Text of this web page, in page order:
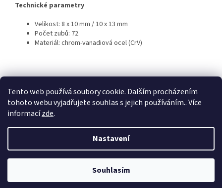
Tento web používá soubory cookie. Dalším procházením
tohoto webu vyjadřujete souhlas s jejich používáním.. Více
informacízde.
Nastavení
Souhlasím
Technické parametry
Velikost: 8 x 10 mm / 10 x 13 mm
Počet zubů: 72
Materiál: chrom-vanadiová ocel (CrV)
Z
KTL Statek ostružno Nejčastěji kladené dotazy
Vytvořil Shoptet
TECH-LIT. Všechna práva vyhrazena.